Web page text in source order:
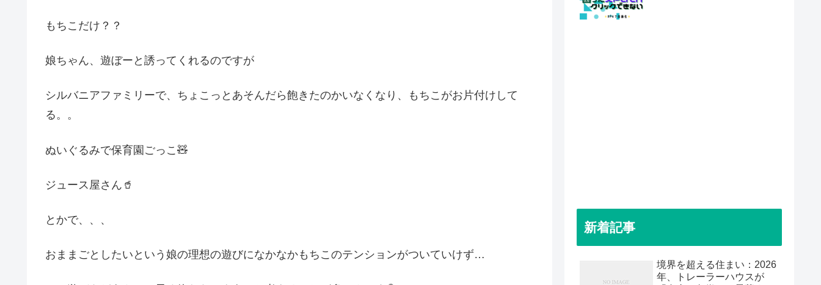
もちこだけ？？
娘ちゃん、遊ぼーと誘ってくれるのですが
シルバニアファミリーで、ちょこっとあそんだら飽きたのかいなくなり、もちこがお片付けして
る。。
ぬいぐるみで保育園ごっこ🧸
ジュース屋さん🥤
とかで、、、
おままごとしたいという娘の理想の遊びになかなかもちこのテンションがついていけず…
新着記事
境界を超える住まい：2026
年、トレーラーハウスが